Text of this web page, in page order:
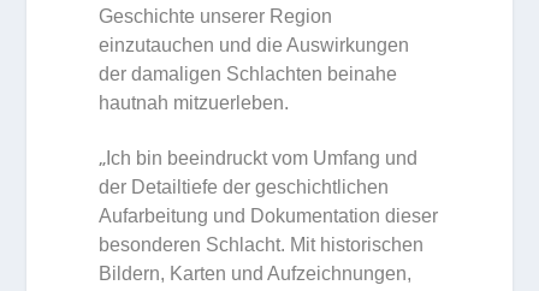
Geschichte unserer Region
einzutauchen und die Auswirkungen
der damaligen Schlachten beinahe
hautnah mitzuerleben.
„ Ich bin beeindruckt vom Umfang und
der Detailtiefe der geschichtlichen
Aufarbeitung und Dokumentation dieser
besonderen Schlacht. Mit historischen
Bildern, Karten und Aufzeichnungen,